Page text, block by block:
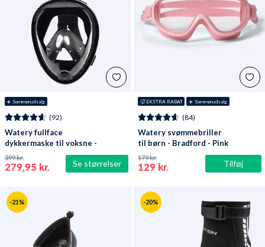
☀️ Sommerudsalg
Se størrelser
(92)
Watery fullface
dykkermaske til voksne -
Oxygen - Sort
279,95 kr.
399 kr.
🥵 EKSTRA RABAT ☀️ Sommerudsalg
Tilføj
(84)
Watery svømmebriller
til børn - Bradford - Pink
129 kr.
179 kr.
-21% -20%